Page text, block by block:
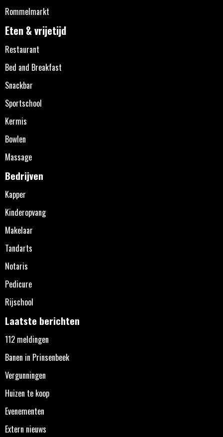
Rommelmarkt
Eten & vrijetijd
Restaurant
Bed and Breakfast
Snackbar
Sportschool
Kermis
Bowlen
Massage
Bedrijven
Kapper
Kinderopvang
Makelaar
Tandarts
Notaris
Pedicure
Rijschool
Laatste berichten
112 meldingen
Banen in Prinsenbeek
Vergunningen
Huizen te koop
Evenementen
Extern nieuws